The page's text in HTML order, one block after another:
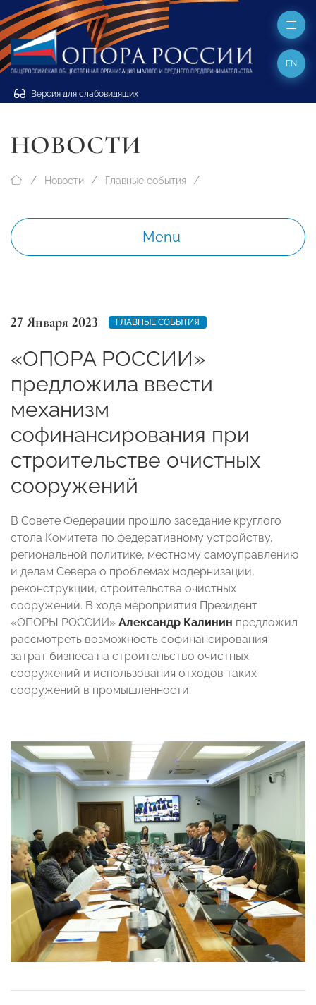
Версия для слабовидящих
EN
НОВОСТИ
Новости Главные события
Menu
27 Января 2023 ГЛАВНЫЕ СОБЫТИЯ
«ОПОРА РОССИИ»
предложила ввести
механизм
софинансирования при
строительстве очистных
сооружений
В Совете Федерации прошло заседание круглого
стола Комитета по федеративному устройству,
региональной политике, местному самоуправлению
и делам Севера о проблемах модернизации,
реконструкции, строительства очистных
сооружений. В ходе мероприятия Президент
«ОПОРЫ РОССИИ» Александр Калинин предложил
рассмотреть возможность софинансирования
затрат бизнеса на строительство очистных
сооружений и использования отходов таких
сооружений в промышленности.